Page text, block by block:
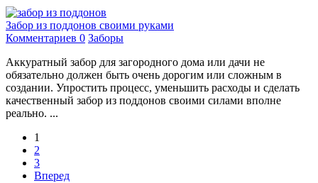
Забор из поддонов своими руками
Комментариев 0 Заборы
Аккуратный забор для загородного дома или дачи не
обязательно должен быть очень дорогим или сложным в
создании. Упростить процесс, уменьшить расходы и сделать
качественный забор из поддонов своими силами вполне
реально. ...
1
2
3
Вперед